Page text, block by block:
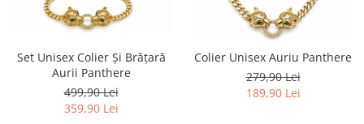
Set Unisex Colier Și Brățară
Aurii Panthere
499,90 Lei
359,90 Lei
Colier Unisex Auriu Panthere
279,90 Lei
189,90 Lei